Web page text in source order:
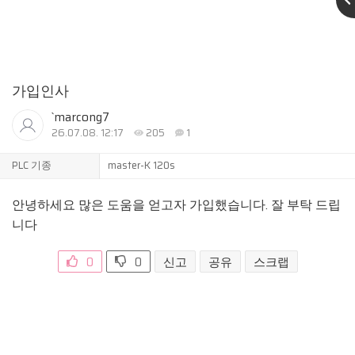
가입인사
`marcong7
26.07.08. 12:17 205 1
PLC 기종 master-K 120s
안녕하세요 많은 도움을 얻고자 가입했습니다. 잘 부탁 드립
니다
0 0 신고 공유 스크랩